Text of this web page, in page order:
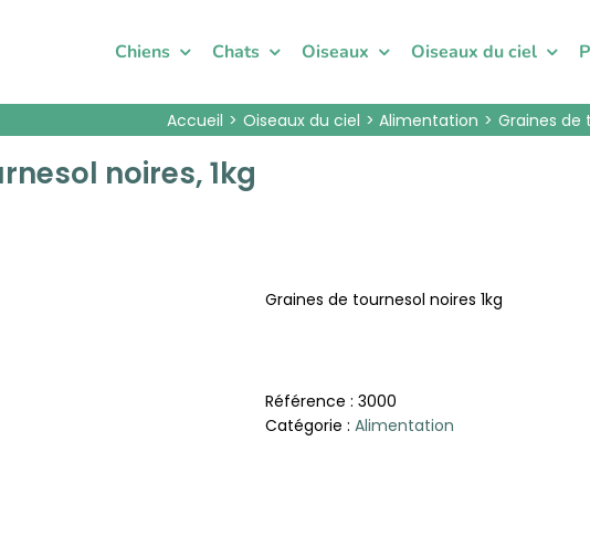
Chiens Chats Oiseaux Oiseaux du ciel
Accueil Oiseaux du ciel Alimentation Graines de
noires, 1kg
Graines de tournesol noires 1kg
Référence : 3000
Catégorie : Alimentation